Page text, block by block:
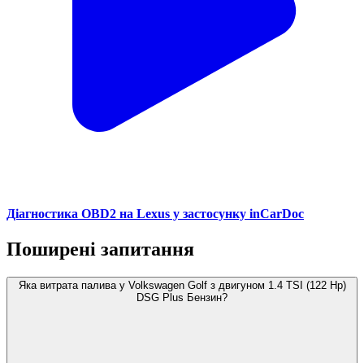
Діагностика OBD2 на Lexus у застосунку inCarDoc
Поширені запитання
Яка витрата палива у Volkswagen Golf з двигуном 1.4 TSI (122 Hp)
DSG Plus Бензин?